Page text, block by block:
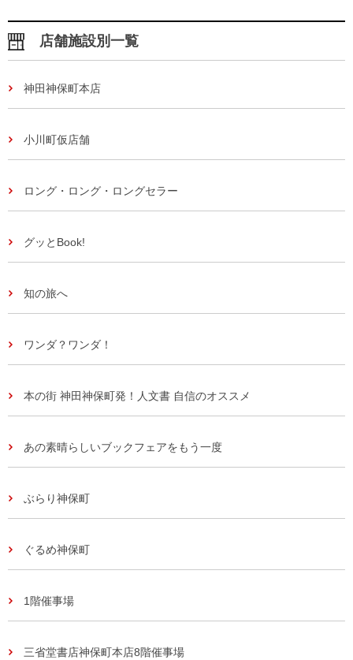
店舗施設別一覧
神田神保町本店
小川町仮店舗
ロング・ロング・ロングセラー
グッとBook!
知の旅へ
ワンダ？ワンダ！
本の街 神田神保町発！人文書 自信のオススメ
あの素晴らしいブックフェアをもう一度
ぶらり神保町
ぐるめ神保町
1階催事場
三省堂書店神保町本店8階催事場